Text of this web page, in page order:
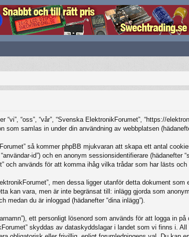
“oss”, “vår”, “Svenska ElektronikForumet”, “https://
som samlas in under din användning av webbplatsen
så kommer phpBB mjukvaran att skapa ett antal
id”) och en anonym sessionsidentifierare (hädanefter
och används för att komma ihåg vilka trådar som har lästs
men dessa ligger utanför detta dokument
vara, men är inte begränsat till: inlägg gjorda som
medan du är inloggad (hädanefter “dina inlägg”).
ett personligt lösenord som används för att logga in
skyddas av dataskyddslagar i landet som vi finns i.